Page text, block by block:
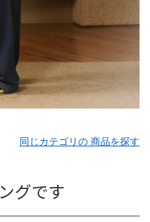
同じカテゴリの 商品を探す
グです